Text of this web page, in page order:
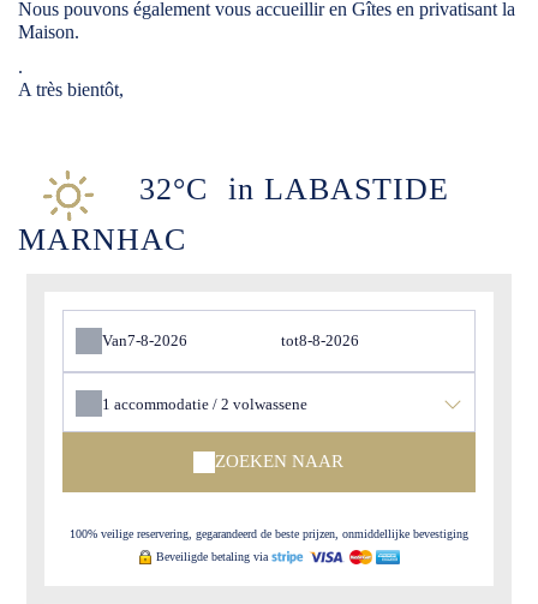
Nous pouvons également vous accueillir en Gîtes en privatisant la
Maison.
.
A très bientôt,
32°C
in LABASTIDE
MARNHAC
Van tot
1accommodatie /2volwassene
ZOEKEN NAAR
100% veilige reservering, gegarandeerd de beste prijzen, onmiddellijke bevestiging
Beveiligde betaling via